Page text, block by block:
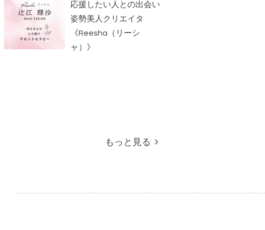
応援したい人との出会い
姿勢美人クリエイタ
《Reesha（リーシ
ャ）》
もっと見る